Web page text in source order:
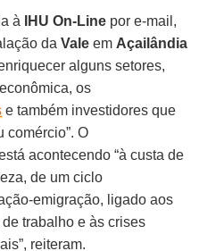
à IHU On-Line por e-mail,
daValeem Açailândia
alguns setores,
os
e também investidores que
comércio”. O
acontecendo “à custa de
de um ciclo
emigração, ligado aos
trabalho e às crises
reiteram.